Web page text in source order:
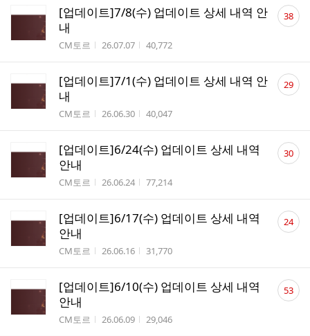
[업데이트]7/8(수) 업데이트 상세 내역 안
내
작성자
CM토르 작성시간
26.07.07 조회수
40,772
댓
글38
[업데이트]7/1(수) 업데이트 상세 내역 안
내
작성자
CM토르 작성시간
26.06.30 조회수
40,047
댓
글29
[업데이트]6/24(수) 업데이트 상세 내역
안내
작성자
CM토르 작성시간
26.06.24 조회수
77,214
댓
글30
[업데이트]6/17(수) 업데이트 상세 내역
안내
작성자
CM토르 작성시간
26.06.16 조회수
31,770
댓
글24
[업데이트]6/10(수) 업데이트 상세 내역
안내
작성자
CM토르 작성시간
26.06.09 조회수
29,046
댓
글53